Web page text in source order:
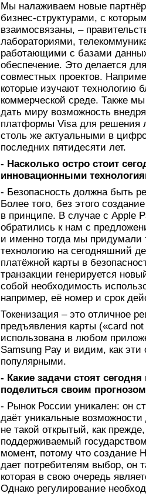
Мы налаживаем новые
бизнес-структурами, с
взаимосвязаны, –
лабораториями,
работающими с базами
обеспечение. Это делается
совместных проектов.
которые изучают технологию
коммерческой среде. Также
дать миру возможность
платформы Visa для решения
столь же актуальными в
последних пятидесяти лет.
- Насколько остро стоит
инновационными
- Безопасность должна быть
Более того, без этого
в принципе. В случае с Apple
обратились к нам с
и именно тогда мы придумали
технологию на сегодняшний
платёжной карты в
транзакции генерируется
собой необходимость
например, её номер и срок
Токенизация – это отличное
предъявления карты («card
использована в любом
Samsung Pay и видим, как эти
популярными.
- Какие задачи стоят
поделиться своим
- Рынок России уникален: он
даёт уникальные
не такой открытый, как
поддерживаемый
момент, потому что создание
дает потребителям выбор, он
которая в свою очередь
Однако регулирование